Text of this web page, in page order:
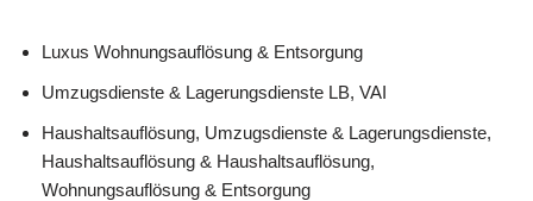
Luxus Wohnungsauflösung & Entsorgung
Umzugsdienste & Lagerungsdienste LB, VAI
Haushaltsauflösung, Umzugsdienste & Lagerungsdienste,
Haushaltsauflösung & Haushaltsauflösung,
Wohnungsauflösung & Entsorgung